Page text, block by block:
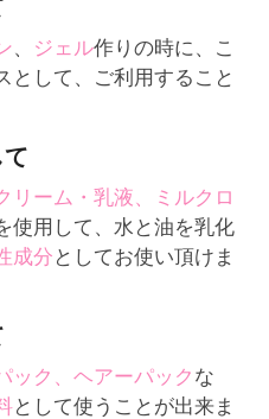
、 ジェル作りの時に、こ
として、ご利用すること
リーム・乳液、ミルクロ
使用して、水と油を乳化
成分としてお使い頂けま
ック、ヘアーパック な
として使うことが出来ま